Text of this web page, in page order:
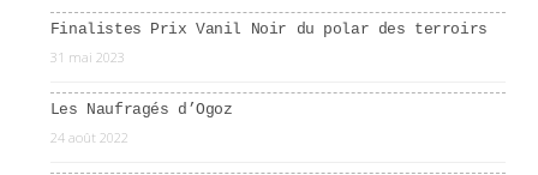
Finalistes Prix Vanil Noir du polar des terroirs
31 mai 2023
Les Naufragés d’Ogoz
24 août 2022